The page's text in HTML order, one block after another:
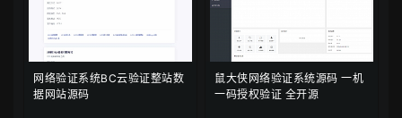
网络验证系统BC云验证整站数
据网站源码
鼠大侠网络验证系统源码 一机
一码授权验证 全开源